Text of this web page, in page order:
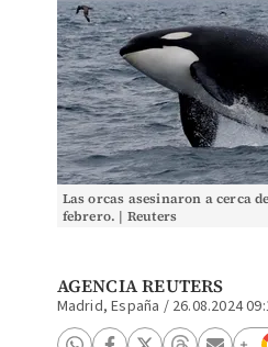
Las orcas asesinaron a cerca
febrero. | Reuters
AGENCIA REUTERS
Madrid, España / 26.08.2024